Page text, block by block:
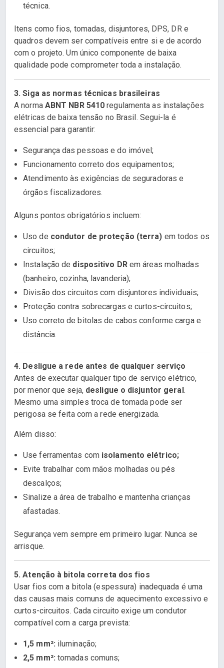
técnica.
Itens como fios, tomadas, disjuntores, DPS, DR e
quadros devem ser compatíveis entre si e de acordo
com o projeto. Um único componente de baixa
qualidade pode comprometer toda a instalação.
3. Siga as normas técnicas brasileiras
A norma ABNT NBR 5410 regulamenta as instalações
elétricas de baixa tensão no Brasil. Segui-la é
essencial para garantir:
Segurança das pessoas e do imóvel;
Funcionamento correto dos equipamentos;
Atendimento às exigências de seguradoras e
órgãos fiscalizadores.
Alguns pontos obrigatórios incluem:
Uso de condutor de proteção (terra) em todos os
circuitos;
Instalação de dispositivo DRem áreas molhadas
(banheiro, cozinha, lavanderia);
Divisão dos circuitos com disjuntores individuais;
Proteção contra sobrecargas e curtos-circuitos;
Uso correto de bitolas de cabos conforme carga e
distância.
4. Desligue a rede antes de qualquer serviço
Antes de executar qualquer tipo de serviço elétrico,
por menor que seja, desligue o disjuntor geral.
Mesmo uma simples troca de tomada pode ser
perigosa se feita com a rede energizada.
Além disso:
Use ferramentas com isolamento elétrico;
Evite trabalhar com mãos molhadas ou pés
descalços;
Sinalize a área de trabalho e mantenha crianças
afastadas.
Segurança vem sempre em primeiro lugar. Nunca se
arrisque.
5. Atenção à bitola correta dos fios
Usar fios com a bitola (espessura) inadequada é uma
das causas mais comuns de aquecimento excessivo e
curtos-circuitos. Cada circuito exige um condutor
compatível com a carga prevista:
1,5 mm²: iluminação;
2,5 mm²: tomadas comuns;